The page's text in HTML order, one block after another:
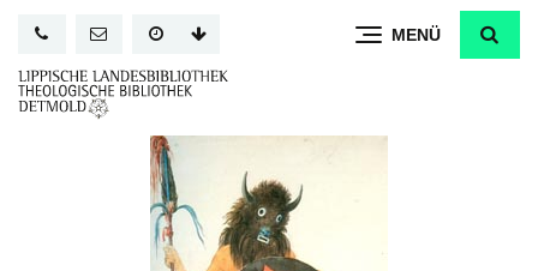
Inhalt
MENÜ